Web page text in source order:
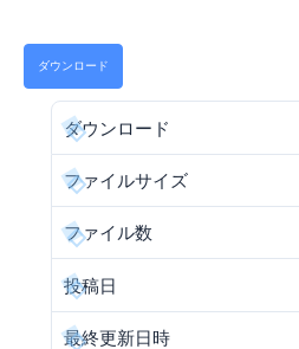
業
団
a
z
a
w
a
W
a
t
e
r
ダウンロード
ダウンロード
ファイルサイズ
ファイル数
投稿日
最終更新日時